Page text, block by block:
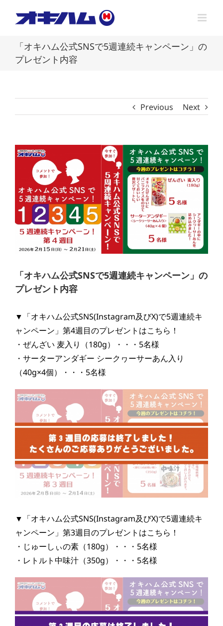
「オキハム公式SNSで5週連続キャンペーン」の
プレゼント内容
Previous Next
View
Larger
Image
「オキハム公式SNSで5週連続キャンペーン」の
プレゼント内容
▼「オキハム公式SNS(Instagram及びX)で5週連続キ
ャンペーン」第4週目のプレゼントはこちら！
・ぜんざい 麦入り（180g）・・・5名様
・サーターアンダギー シークヮーサーあん入り
（40g×4個）・・・5名様
▼「オキハム公式SNS(Instagram及びX)で5週連続キ
ャンペーン」第3週目のプレゼントはこちら！
・じゅーしぃの素（180g）・・・5名様
・レトルト中味汁（350g）・・・5名様